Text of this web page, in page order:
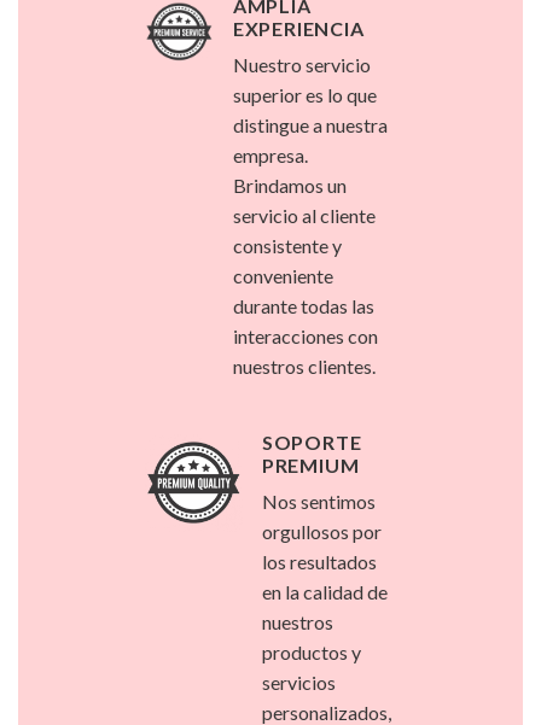
AMPLIA
EXPERIENCIA
Nuestro servicio
superior es lo que
distingue a nuestra
empresa.
Brindamos un
servicio al cliente
consistente y
conveniente
durante todas las
interacciones con
nuestros clientes.
SOPORTE
PREMIUM
Nos sentimos
orgullosos por
los resultados
en la calidad de
nuestros
productos y
servicios
personalizados,